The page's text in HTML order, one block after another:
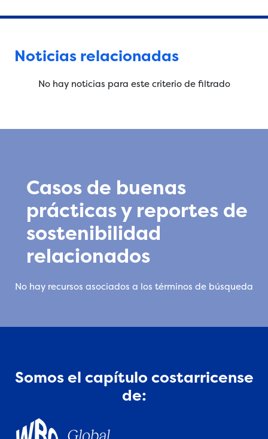
Noticias relacionadas
No hay noticias para este criterio de filtrado
Casos de buenas
prácticas y reportes de
sostenibilidad
relacionados
No hay recursos asociados a los términos de búsqueda
Somos el capítulo costarricense
de: